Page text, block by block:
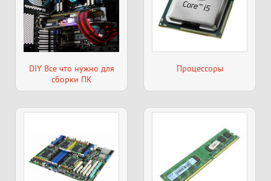
DIY Все что нужно для
сборки ПК
Процессоры